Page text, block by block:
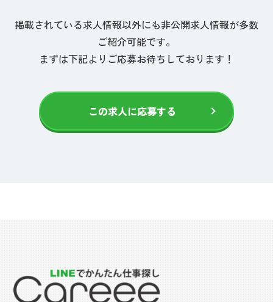
掲載されている求人情報以外にも非公開求人情報が多数
ご紹介可能です。
まずは下記よりご応募お待ちしております！
この求人に応募する